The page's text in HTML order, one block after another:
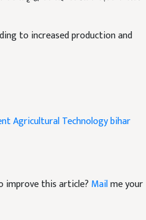
this article?